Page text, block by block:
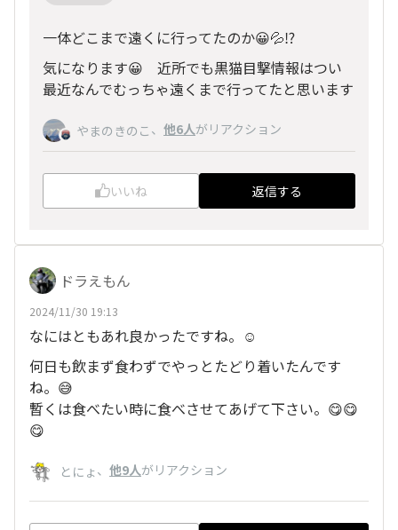
一体どこまで遠くに行ってたのか😀💦⁉️
気になります😀 近所でも黒猫目撃情報はつい
最近なんでむっちゃ遠くまで行ってたと思います
やまのきのこ 、 他6人がリアクション
いいね 返信する
ドラえもん
2024/11/30 19:13
なにはともあれ良かったですね。☺️
何日も飲まず食わずでやっとたどり着いたんです
ね。😅
暫くは食べたい時に食べさせてあげて下さい。😋😋
😋
とにょ、 他9人がリアクション